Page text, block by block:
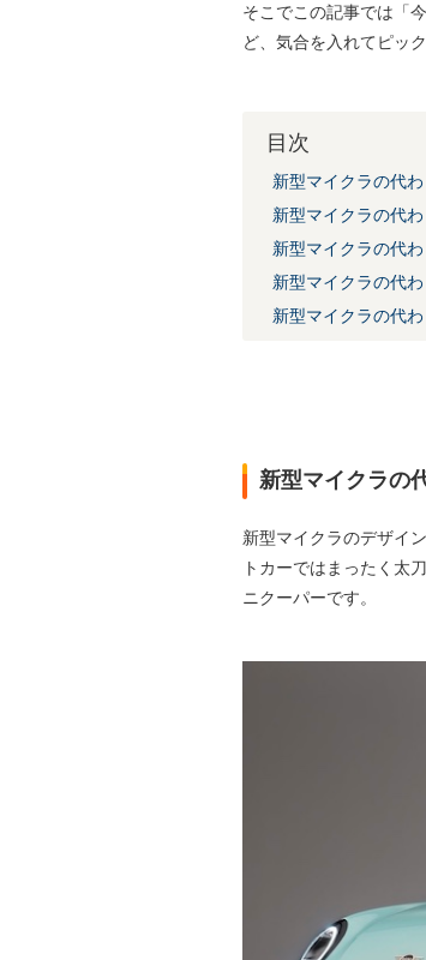
そこでこの記事では「
ど、気合を入れてピッ
目次
新型マイクラの代
新型マイクラの代
新型マイクラの代
新型マイクラの代
新型マイクラの代
新型マイクラの
新型マイクラのデザイ
トカーではまったく太
ニクーパーです。